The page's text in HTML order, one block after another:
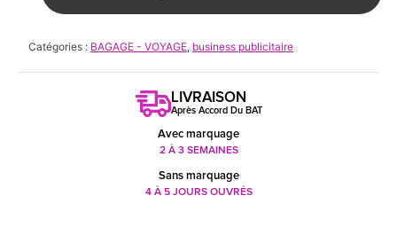
Catégories : BAGAGE - VOYAGE, business publicitaire
LIVRAISON
Après Accord Du BAT
Avec marquage
2 À 3 SEMAINES
Sans marquage
4 À 5 JOURS OUVRÉS